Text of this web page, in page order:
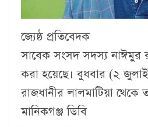
জ্যেষ্ঠ প্রতিবেদক
সাবেক সংসদ সদস্য নাঈমুর
করা হয়েছে। বুধবার (২
রাজধানীর লালমাটিয়া থেকে
মানিকগঞ্জ ডিবি